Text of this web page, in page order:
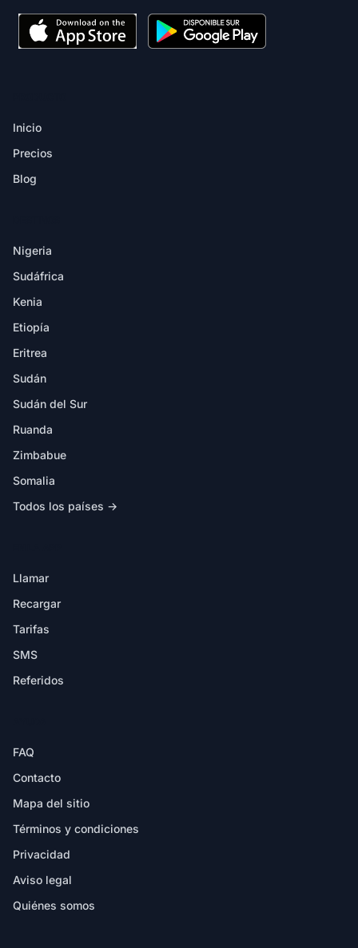
Inicio
Precios
Blog
Nigeria
Sudáfrica
Kenia
Etiopía
Eritrea
Sudán
Sudán del Sur
Ruanda
Zimbabue
Somalia
Todos los países →
Llamar
Recargar
Tarifas
SMS
Referidos
FAQ
Contacto
Mapa del sitio
Términos y condiciones
Privacidad
Aviso legal
Quiénes somos